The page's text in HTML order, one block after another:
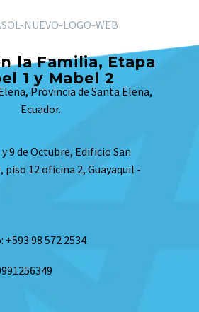
la Familia, Etapa
1 y Mabel 2
Provincia de Santa Elena,
Ecuador.
9 de Octubre, Edificio San
piso 12 oficina 2, Guayaquil -
98 572 2534